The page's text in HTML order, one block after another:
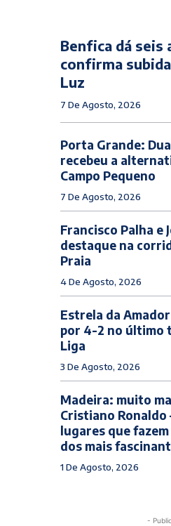
Benfica dá seis
confirma
Luz
7 De Agosto, 2026
Porta Grande:
recebeu a
Campo Pequeno
7 De Agosto, 2026
Francisco Palha e
destaque na
Praia
4 De Agosto, 2026
Estrela da
por 4-2 no último
Liga
3 De Agosto, 2026
Madeira: muito
Cristiano
lugares que
dos mais
1 De Agosto, 2026
-